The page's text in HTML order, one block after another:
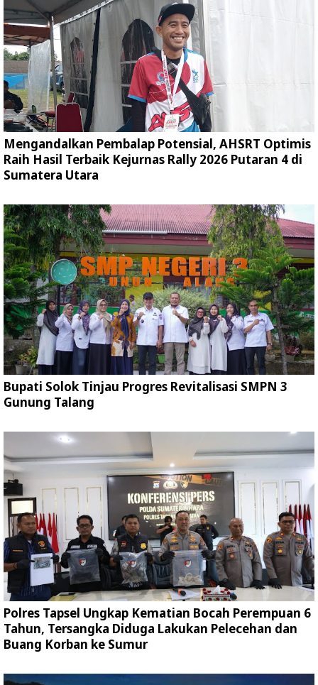
Mengandalkan Pembalap Potensial, AHSRT Optimis
Raih Hasil Terbaik Kejurnas Rally 2026 Putaran 4 di
Sumatera Utara
Bupati Solok Tinjau Progres Revitalisasi SMPN 3
Gunung Talang
Polres Tapsel Ungkap Kematian Bocah Perempuan 6
Tahun, Tersangka Diduga Lakukan Pelecehan dan
Buang Korban ke Sumur